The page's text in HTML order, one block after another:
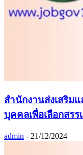
สำนักงานส่งเสริม
บุคคลเพื่อเลือกสร
admin - 21/12/2024